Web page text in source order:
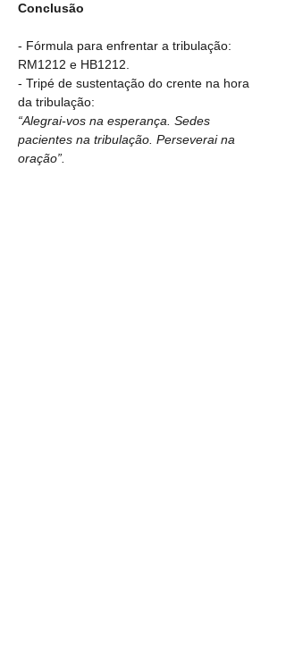
Conclusão
- Fórmula para enfrentar a tribulação:
RM1212 e HB1212.
- Tripé de sustentação do crente na hora
da tribulação:
“Alegrai-vos na esperança. Sedes
pacientes na tribulação. Perseverai na
oração”.